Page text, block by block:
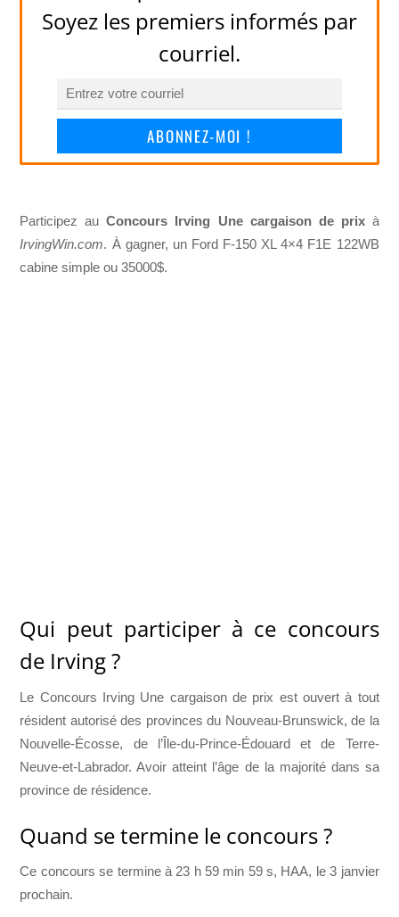
Soyez les premiers informés par
courriel.
ABONNEZ-MOI !
Participez auConcours Irving Une cargaison de prixà
IrvingWin.com. À gagner, un Ford F-150 XL 4×4 F1E 122WB
cabine simple ou 35000$.
Qui peut participer à ce concours
de Irving ?
Le Concours Irving Une cargaison de prix est ouvert à tout
résident autorisé des provinces du Nouveau-Brunswick, de la
Nouvelle-Écosse, de l’Île-du-Prince-Édouard et de Terre-
Neuve-et-Labrador. Avoir atteint l’âge de la majorité dans sa
province de résidence.
Quand se termine le concours ?
Ce concours se termine à 23 h 59 min 59 s, HAA, le 3 janvier
prochain.